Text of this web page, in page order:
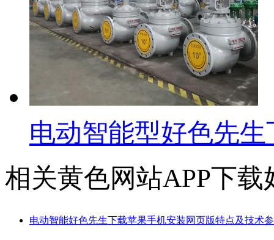
电动智能型好色先
相关黄色网站APP下载
电动智能好色先生下载苹果手机安装网页版特点及技术